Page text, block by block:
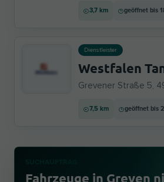
3,7 km geöffnet bis
Dienstleister
Westfalen
Grevener Straße 5,
7,5 km geöffnet bis
Fahrzeuge in Greven